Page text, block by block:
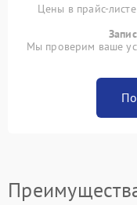
Цены в прайс-
Мы проверим ваше